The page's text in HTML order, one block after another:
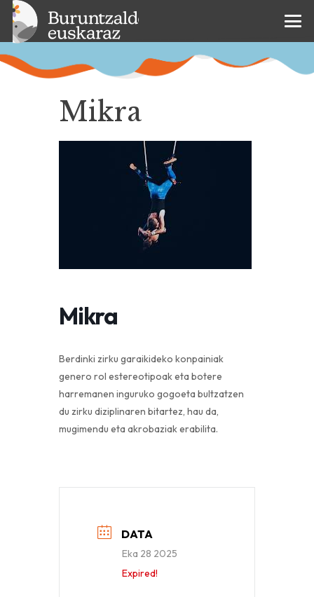
Mikra
Mikra
Berdinki zirku garaikideko konpainiak
genero rol estereotipoak eta botere
harremanen inguruko gogoeta bultzatzen
du zirku diziplinaren bitartez, hau da,
mugimendu eta akrobaziak erabilita.
DATA
Eka 28 2025
Expired!